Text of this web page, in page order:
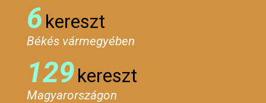
6 kereszt
Békés vármegyében
129kereszt
Magyarországon